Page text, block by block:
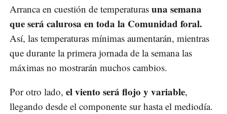
Arranca en cuestión de temperaturas una semana
que será calurosa en toda la Comunidad foral.
Así, las temperaturas mínimas aumentarán, mientras
que durante la primera jornada de la semana las
máximas no mostrarán muchos cambios.
Por otro lado, el viento será flojo y variable,
llegando desde el componente sur hasta el mediodía.